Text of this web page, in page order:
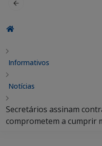
Informativos
Notícias
Secretários assinam
comprometem a cumprir